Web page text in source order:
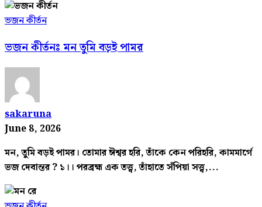
ভজন কীর্তন
ভজন কীর্তনঃ মন তুমি বড়ই পামর
sakaruna
June 8, 2026
মন, তুমি বড়ই পামর। তোমার ঈশ্বর হরি, তাঁকে কেন পরিহরি, কামমার্গে
ভজ দেবান্তর ? ১।। পরব্রহ্ম এক তত্ত্ব, তাঁহাতে সঁপিয়া সত্ত্ব,...